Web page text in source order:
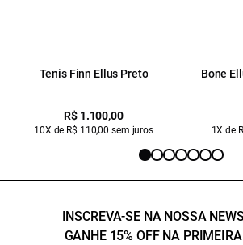
Tenis Finn Ellus Preto
R$ 1.100,00
10X de R$ 110,00 sem juros
Bone
1X de
INSCREVA-SE NA NOSSA
GANHE 15% OFF NA